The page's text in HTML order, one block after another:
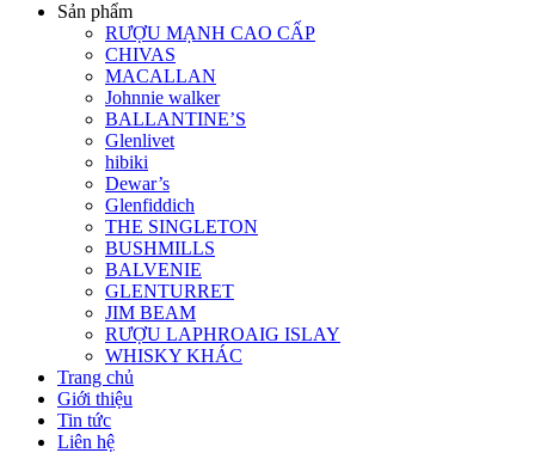
Sản phẩm
RƯỢU MẠNH CAO CẤP
CHIVAS
MACALLAN
Johnnie walker
BALLANTINE’S
Glenlivet
hibiki
Dewar’s
Glenfiddich
THE SINGLETON
BUSHMILLS
BALVENIE
GLENTURRET
JIM BEAM
RƯỢU LAPHROAIG ISLAY
WHISKY KHÁC
Trang chủ
Giới thiệu
Tin tức
Liên hệ